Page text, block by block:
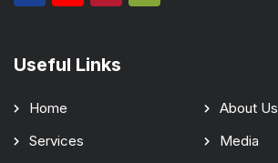
Useful Links
Home
About Us
Services
Media